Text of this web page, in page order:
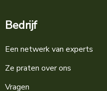
Bedrijf
Een netwerk van experts
Ze praten over ons
Vragen